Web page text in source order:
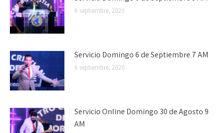
6 septiembre, 2020
Servicio Domingo 6 de Septiembre 7 AM
6 septiembre, 2020
Servicio Online Domingo 30 de Agosto 9
AM